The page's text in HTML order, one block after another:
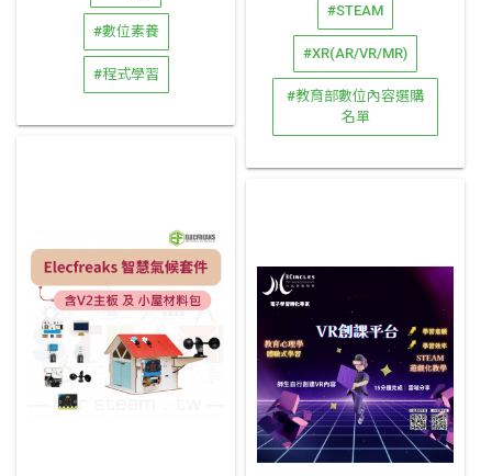
#數位素養
#程式學習
#STEAM
#XR(AR/VR/MR)
#教育部數位內容選購
名單